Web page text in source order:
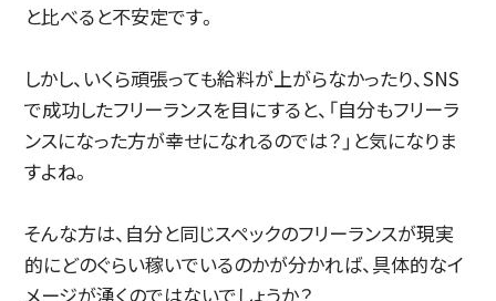
と比べると不安定です。
しかし、いくら頑張っても給料が上がらなかったり、SNS
で成功したフリーランスを目にすると、「自分もフリーラ
ンスになった方が幸せになれるのでは？」と気になりま
すよね。
そんな方は、自分と同じスペックのフリーランスが現実
的にどのぐらい稼いでいるのかが分かれば、具体的なイ
メージが湧くのではないでしょうか？